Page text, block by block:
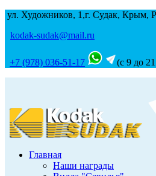
ул. Художников, 1,г. Судак, Крым,
kodak-sudak@mail.ru
+7 (978) 036-51-17 (с 9 до
Главная
Наши награды